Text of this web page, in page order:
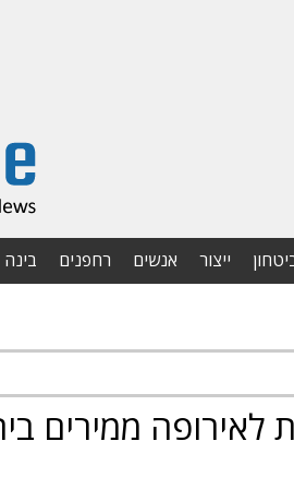
ייצור אנשים רחפנים
ממירים